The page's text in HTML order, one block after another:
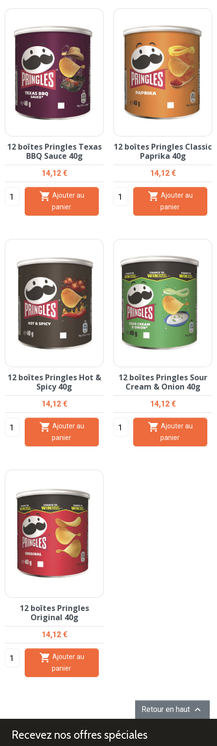
12 boîtes Pringles Texas
BBQ Sauce 40g
Prix
14,12 €

panier
12 boîtes Pringles Classic
Paprika 40g
Prix
14,12 €

panier
12 boîtes Pringles Hot &
Spicy 40g
Prix
14,12 €

panier
12 boîtes Pringles Sour
Cream & Onion 40g
Prix
14,12 €

panier
12 boîtes Pringles
Original 40g
Prix
14,12 €

panier
Retour en haut 
Recevez nos offres spéciales